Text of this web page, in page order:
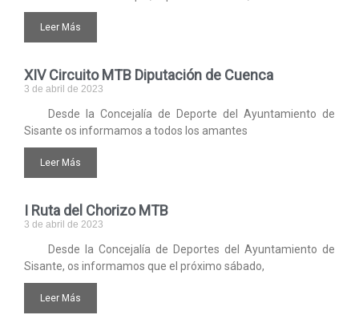
Leer Más
XIV Circuito MTB Diputación de Cuenca
3 de abril de 2023
Desde la Concejalía de Deporte del Ayuntamiento de
Sisante os informamos a todos los amantes
Leer Más
I Ruta del Chorizo MTB
3 de abril de 2023
Desde la Concejalía de Deportes del Ayuntamiento de
Sisante, os informamos que el próximo sábado,
Leer Más